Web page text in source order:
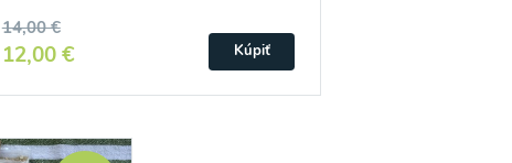
14,00 €
12,00 € Kúpiť